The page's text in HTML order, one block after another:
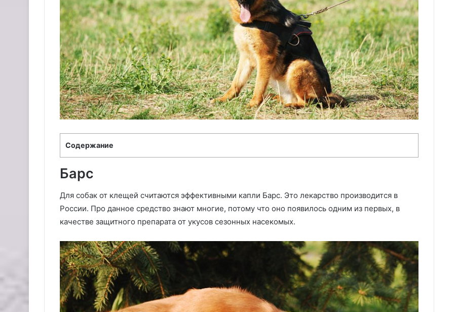
Содержание
Барс
Для собак от клещей считаются эффективными капли Барс. Это лекарство производится в
России. Про данное средство знают многие, потому что оно появилось одним из первых, в
качестве защитного препарата от укусов сезонных насекомых.